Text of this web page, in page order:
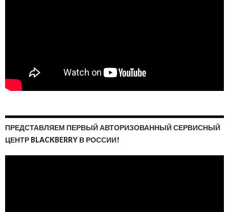
ПРЕДСТАВЛЯЕМ ПЕРВЫЙ АВТОРИЗОВАННЫЙ СЕРВИСНЫЙ
ЦЕНТР BLACKBERRY В РОССИИ!